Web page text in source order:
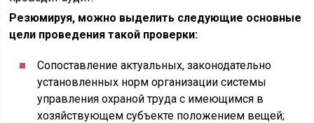
Резюмируя, можно выделить следующие основные
цели проведения такой проверки:
Сопоставление актуальных, законодательно
установленных норм организации системы
управления охраной труда с имеющимся в
хозяйствующем субъекте положением вещей;